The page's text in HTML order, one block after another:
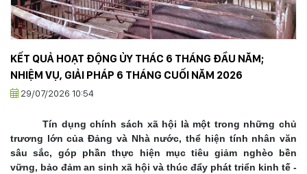
KẾT QUẢ HOẠT ĐỘNG ỦY THÁC 6 THÁNG ĐẦU NĂM;
NHIỆM VỤ, GIẢI PHÁP 6 THÁNG CUỐI NĂM 2026
29/07/2026 10:54
Tín dụng chính sách xã hội là một trong những chủ
trương lớn của Đảng và Nhà nước, thể hiện tính nhân văn
sâu sắc, góp phần thực hiện mục tiêu giảm nghèo bền
vững, bảo đảm an sinh xã hội và thúc đẩy phát triển kinh tế -